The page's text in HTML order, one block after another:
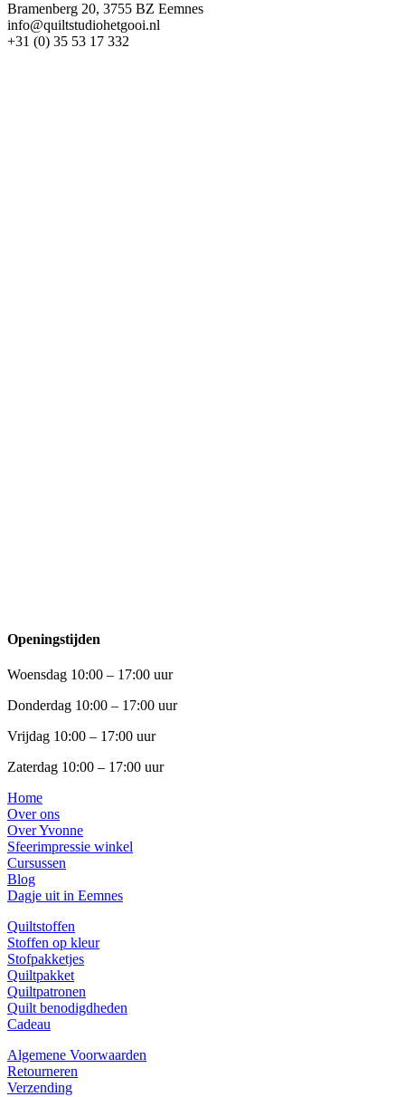
Bramenberg 20, 3755 BZ Eemnes
info@quiltstudiohetgooi.nl
+31 (0) 35 53 17 332
Openingstijden
Woensdag 10:00 – 17:00 uur
Donderdag 10:00 – 17:00 uur
Vrijdag 10:00 – 17:00 uur
Zaterdag 10:00 – 17:00 uur
Home
Over ons
Over Yvonne
Sfeerimpressie winkel
Cursussen
Blog
Dagje uit in Eemnes
Quiltstoffen
Stoffen op kleur
Stofpakketjes
Quiltpakket
Quiltpatronen
Quilt benodigdheden
Cadeau
Algemene Voorwaarden
Retourneren
Verzending